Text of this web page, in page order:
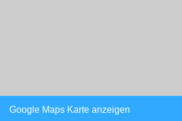
Google Maps Karte anzeigen